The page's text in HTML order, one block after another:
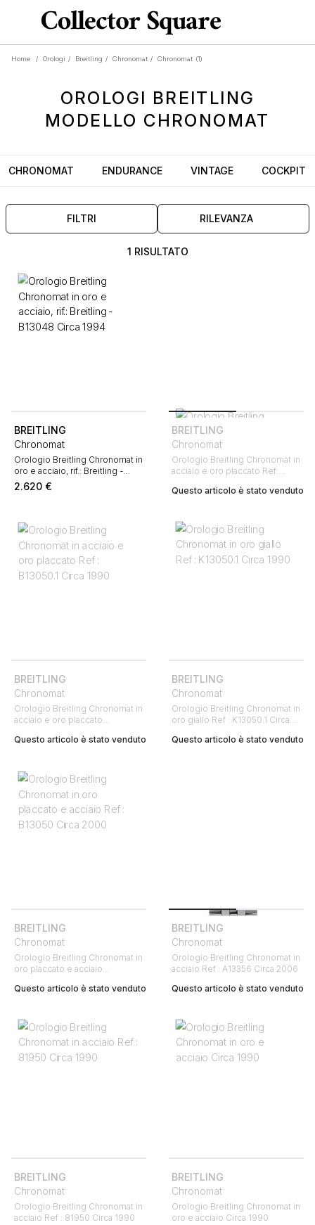
Home / Orologi / Breitling / Chronomat / Chronomat (1)
OROLOGI BREITLING
MODELLO CHRONOMAT
CHRONOMAT ENDURANCE VINTAGE COCKPIT
FILTRI RILEVANZA
1 RISULTATO
BREITLING
Chronomat
Orologio Breitling Chronomat in
oro e acciaio, rif.: Breitling -
B13048 Circa 1994
2.620 €
BREITLING
Chronomat
Orologio Breitling Chronomat in
acciaio e oro placcato Ref:
Questo articolo è stato venduto
BREITLING
Chronomat
Orologio Breitling Chronomat in
acciaio e oro placcato
Questo articolo è stato venduto
BREITLING
Chronomat
Orologio Breitling Chronomat in
oro giallo Ref : K13050.1 Circa
Questo articolo è stato venduto
BREITLING
Chronomat
Orologio Breitling Chronomat in
oro placcato e acciaio
Questo articolo è stato venduto
BREITLING
Chronomat
Orologio Breitling Chronomat in
acciaio Ref : A13356 Circa 2006
Questo articolo è stato venduto
BREITLING
Chronomat
Orologio Breitling Chronomat in
acciaio Ref : 81950 Circa 1990
BREITLING
Chronomat
Orologio Breitling Chronomat in
oro e acciaio Circa 1990